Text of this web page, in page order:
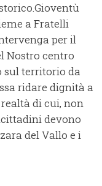
a Fratelli
per il
Nostro centro
sul territorio da
ridare dignità a
di cui, non
devono
del Vallo e i